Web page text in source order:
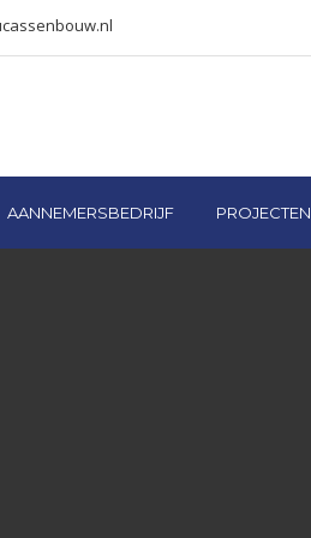
AANNEMERSBEDRIJF PROJECTEN